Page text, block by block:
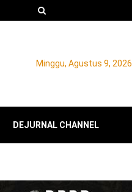
Minggu, Agustus 9, 2026
DEJURNAL CHANNEL